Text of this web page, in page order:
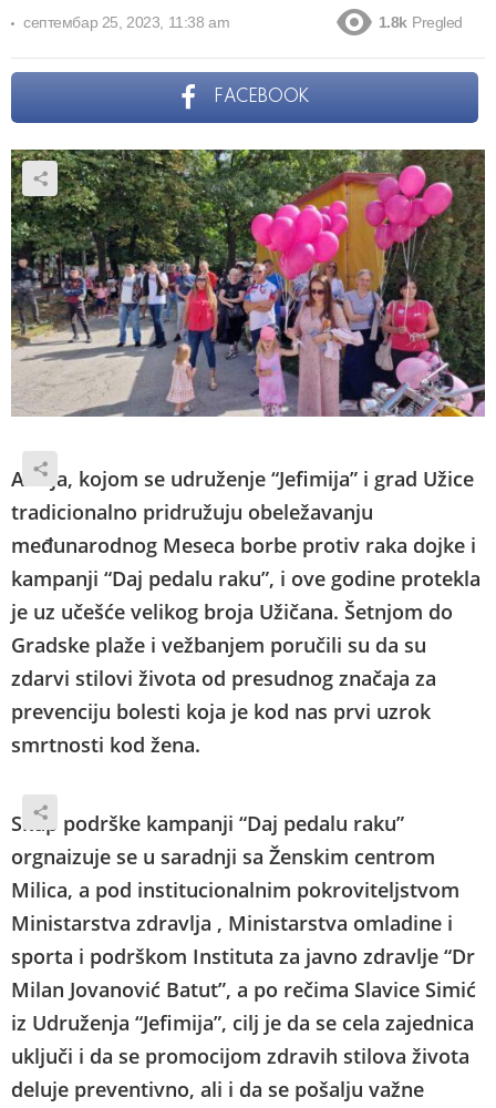
септембар 25, 2023, 11:38 am 1.8k Pregled
FACEBOOK
Akcija, kojom se udruženje “Jefimija” i grad Užice
tradicionalno pridružuju obeležavanju
međunarodnog Meseca borbe protiv raka dojke i
kampanji “Daj pedalu raku”, i ove godine protekla
je uz učešće velikog broja Užičana. Šetnjom do
Gradske plaže i vežbanjem poručili su da su
zdarvi stilovi života od presudnog značaja za
prevenciju bolesti koja je kod nas prvi uzrok
smrtnosti kod žena.
Skup podrške kampanji “Daj pedalu raku”
orgnaizuje se u saradnji sa Ženskim centrom
Milica, a pod institucionalnim pokroviteljstvom
Ministarstva zdravlja , Ministarstva omladine i
sporta i podrškom Instituta za javno zdravlje “Dr
Milan Jovanović Batut”, a po rečima Slavice Simić
iz Udruženja “Jefimija”, cilj je da se cela zajednica
uključi i da se promocijom zdravih stilova života
deluje preventivno, ali i da se pošalju važne